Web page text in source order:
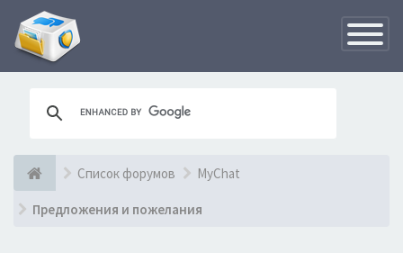
Список форумов MyChat
Предложения и пожелания